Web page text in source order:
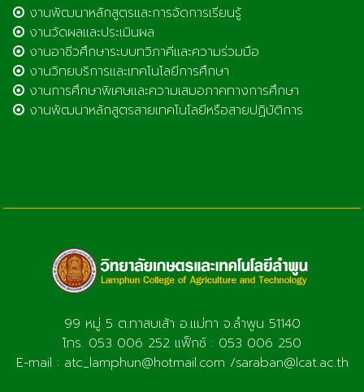
งานพัฒนาหลักสูตรและการจัดการเรียนรู้
งานวัดผลและประเมินผล
งานอาชีวศึกษาระบบทวิภาคีและความร่วมมือ
งานวิทยบริการและเทคโนโลยีการศึกษา
งานการศึกษาพิเศษและความเสมอภาคทางการศึกษา
งานพัฒนาหลักสูตรสายเทคโนโลยีหรือสายปฏิบัติการ
99 หมู่ 5 ต.ทาสบเส้า อ.แม่ทา จ.ลำพูน 51140
โทร. 053 006 252 แฟ็กซ์ : 053 006 250
E-mail : atc_lamphun@hotmail.com /saraban@lcat.ac.th